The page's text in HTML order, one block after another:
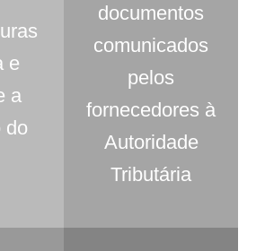
e
a
do
documentos
comunicados
pelos
fornecedores à
Autoridade
Tributária